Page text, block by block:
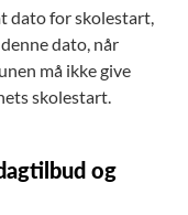
dato for skolestart,
dato, når
må ikke give
skolestart.
og